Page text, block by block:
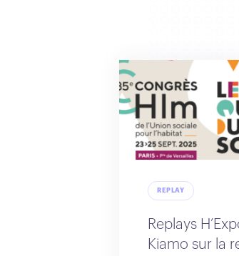
REPLAY
Replays
Kiamo sur la